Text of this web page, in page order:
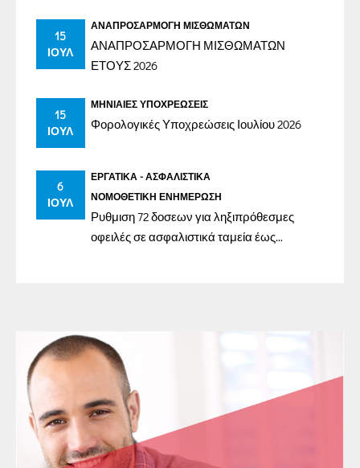
15
ΙΟΎΛ
ΑΝΑΠΡΟΣΑΡΜΟΓΉ ΜΙΣΘΩΜΆΤΩΝ
ΑΝΑΠΡΟΣΑΡΜΟΓΗ ΜΙΣΘΩΜΑΤΩΝ
ΕΤΟΥΣ 2026
15
ΙΟΎΛ
ΜΗΝΙΑΊΕΣ ΥΠΟΧΡΕΏΣΕΙΣ
Φορολογικές Υποχρεώσεις Ιουλίου 2026
6
ΙΟΎΛ
ΕΡΓΑΤΙΚΆ - ΑΣΦΑΛΙΣΤΙΚΆ
ΝΟΜΟΘΕΤΙΚΉ ΕΝΗΜΈΡΩΣΗ
Ρυθμιση 72 δοσεων για ληξιπρόθεσμες
οφειλές σε ασφαλιστικά ταμεία έως